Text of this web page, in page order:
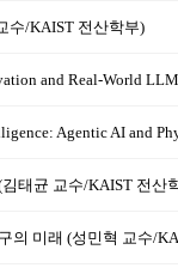
수/KAIST 전산학부)
and Real-World
Agentic AI and
태균 교수/KAIST 전산
의 미래 (성민혁 교수/